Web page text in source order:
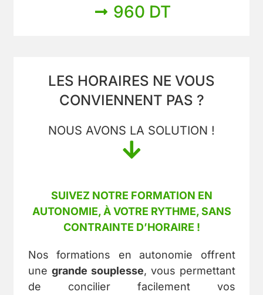
960 DT
LES HORAIRES NE VOUS
CONVIENNENT PAS ?
NOUS AVONS LA SOLUTION !
SUIVEZ NOTRE FORMATION EN
AUTONOMIE, À VOTRE RYTHME, SANS
CONTRAINTE D’HORAIRE !
Nos formations en autonomie offrent
une grande souplesse, vous permettant
de concilier facilement vos